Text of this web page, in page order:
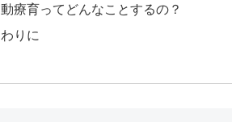
療育ってどんなことするの？
りに